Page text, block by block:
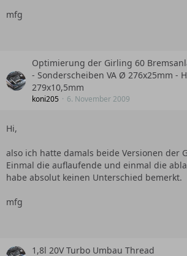
mfg
Optimierung der Girling 60
- Sonderscheiben VA Ø 276x25mm -
279x10,5mm
koni205 6. November 2009
Hi,
also ich hatte damals beide Versionen der
Einmal die auflaufende und einmal die
habe absolut keinen Unterschied bemerkt.
mfg
1,8l 20V Turbo Umbau Thread